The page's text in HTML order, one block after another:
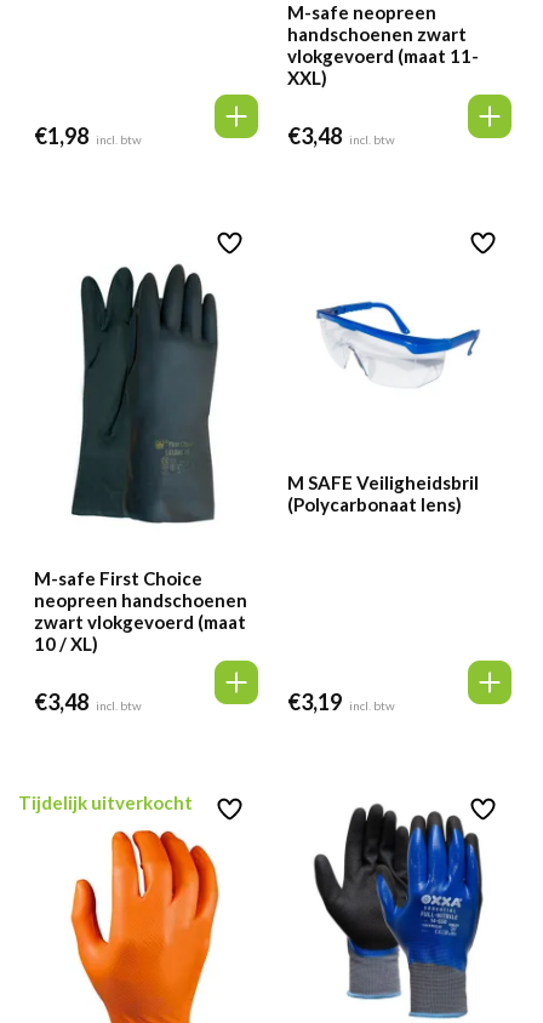
€1,98 incl. btw
M-safe neopreen
handschoenen zwart
vlokgevoerd (maat 11-
XXL)
€3,48 incl. btw
M-safe First Choice
neopreen handschoenen
zwart vlokgevoerd (maat
10 / XL)
€3,48 incl. btw
M SAFE Veiligheidsbril
(Polycarbonaat lens)
€3,19 incl. btw
Tijdelijk uitverkocht